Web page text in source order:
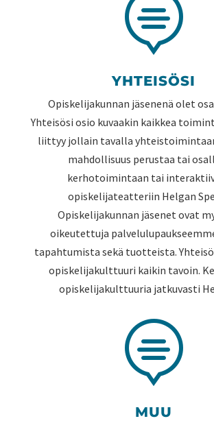

YHTEISÖSI
Opiskelijakunnan jäsenenä olet
Yhteisösi osio kuvaakin kaikkea
liittyy jollain tavalla
mahdollisuus perustaa tai
kerhotoimintaan tai
opiskelijateatteriin Helgan
Opiskelijakunnan jäsenet ovat
oikeutettuja
tapahtumista sekä tuotteista.
opiskelijakulttuuri kaikin tavoin.
opiskelijakulttuuria jatkuvasti

MUU